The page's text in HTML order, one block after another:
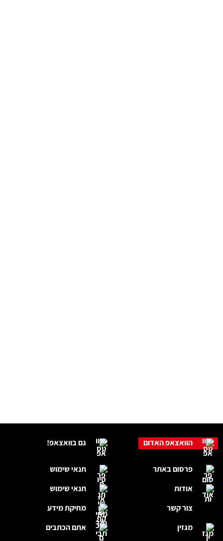
גם בוואצאפ!
תנאי שימוש
תנאי שימוש
מחיקת מידע
אתם הכתבים
הוואצאפ האדום
פרסום באתר
אודות
צור קשר
מגזין